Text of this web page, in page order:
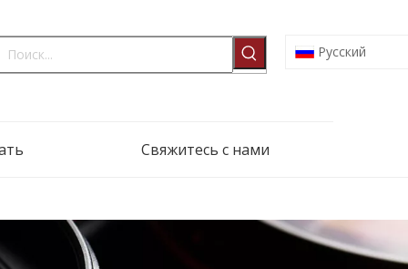
Pусский
Свяжитесь с нами